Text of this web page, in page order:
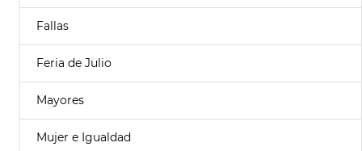
Fallas
Feria de Julio
Mayores
Mujer e Igualdad